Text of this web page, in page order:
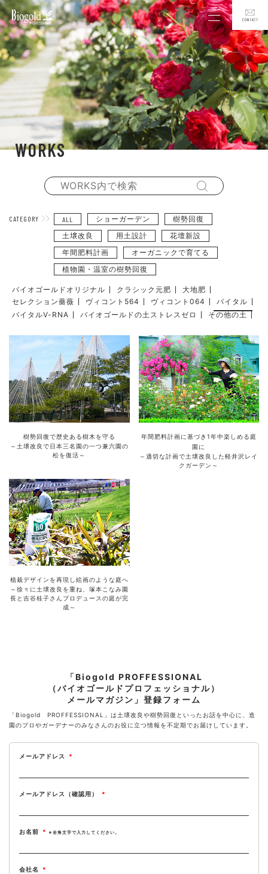
WORKS
CATEGORY ALL ショーガーデン
樹勢回復
土壌改良
用土設計
花壇新設
年間肥料計画
オーガニックで育てる
植物園・温室の樹勢回復
バイオゴールドオリジナル クラシック元肥
大地肥
セレクション薔薇
ヴィコント564 ヴィコント064
バイタル
バイタルV-RNA
バイオゴールドの土ストレスゼロ その他の土
樹勢回復で歴史ある樹木を守る
～土壌改良で日本三名園の一つ兼六園の
松を復活～
年間肥料計画に基づき1年中楽しめる庭
園に
～適切な計画で土壌改良した軽井沢レイ
クガーデン～
植栽デザインを再現し絵画のような庭へ
～徐々に土壌改良を重ね、塚本こなみ園
長と吉谷桂子さんプロデュースの庭が完
成～
「Biogold PROFFESSIONAL
（バイオゴールドプロフェッショナル）
メールマガジン」登録フォーム
「Biogold PROFFESSIONAL」は土壌改良や樹勢回復といったお話を中心に、造
園のプロやガーデナーのみなさんのお役に立つ情報を不定期でお届けしています。
メールアドレス *
メールアドレス（確認用） *
お名前 * ※全角文字で入力してください。
会社名 *